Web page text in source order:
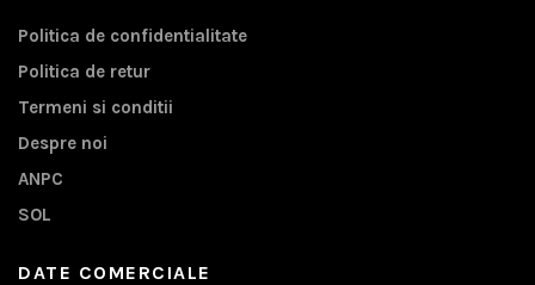
Politica de confidentialitate
Politica de retur
Termeni si conditii
Despre noi
ANPC
SOL
DATE COMERCIALE